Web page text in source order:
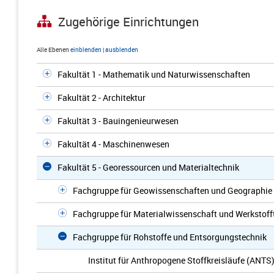
Zugehörige Einrichtungen
Alle Ebenen einblenden |ausblenden
Fakultät 1 - Mathematik und Naturwissenschaften
Fakultät 2 - Architektur
Fakultät 3 - Bauingenieurwesen
Fakultät 4 - Maschinenwesen
Fakultät 5 - Georessourcen und Materialtechnik
Fachgruppe für Geowissenschaften und Geographie
Fachgruppe für Materialwissenschaft und
Fachgruppe für Rohstoffe und Entsorgungstechnik
Institut für Anthropogene Stoffkreisläufe (ANTS)